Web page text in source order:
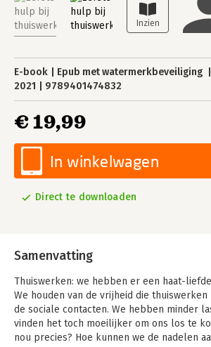
E-book Epub met watermerkbeveiliging
2021
9789401474832
€ 19,99
In winkelwagen
Direct te downloaden
Samenvatting
Thuiswerken: we hebben er een haat-
We houden van de vrijheid die thuiswerken
de sociale contacten. We hebben minder
vinden het toch moeilijker om ons los te
nou precies? Hoe kunnen we de nadelen